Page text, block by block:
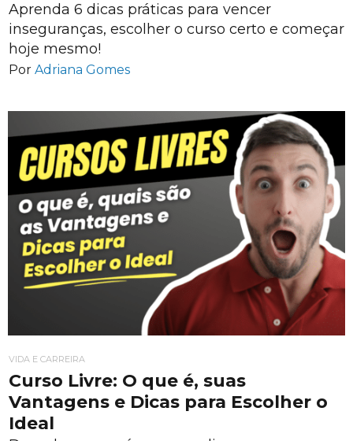
Aprenda 6 dicas práticas para vencer
inseguranças, escolher o curso certo e começar
hoje mesmo!
Por Adriana Gomes
VIDA E CARREIRA
Curso Livre: O que é, suas
Vantagens e Dicas para Escolher o
Ideal